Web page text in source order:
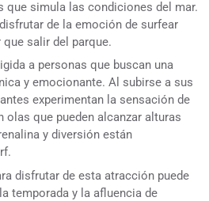
que simula las condiciones del mar.
de la emoción de surfear
salir del parque.
a personas que buscan una
y emocionante. Al subirse a sus
experimentan la sensación de
olas que pueden alcanzar alturas
y diversión están
disfrutar de esta atracción puede
temporada y la afluencia de